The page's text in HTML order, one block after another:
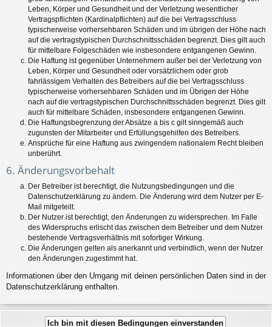
Leben, Körper und Gesundheit und der Verletzung wesentlicher
Vertragspflichten (Kardinalpflichten) auf die bei Vertragsschluss
typischerweise vorhersehbaren Schäden und im übrigen der Höhe nach
auf die vertragstypischen Durchschnittsschäden begrenzt. Dies gilt auch
für mittelbare Folgeschäden wie insbesondere entgangenen Gewinn.
Die Haftung ist gegenüber Unternehmern außer bei der Verletzung von
Leben, Körper und Gesundheit oder vorsätzlichem oder grob
fahrlässigem Verhalten des Betreibers auf die bei Vertragsschluss
typischerweise vorhersehbaren Schäden und im Übrigen der Höhe
nach auf die vertragstypischen Durchschnittsschäden begrenzt. Dies gilt
auch für mittelbare Schäden, insbesondere entgangenen Gewinn.
Die Haftungsbegrenzung der Absätze a bis c gilt sinngemäß auch
zugunsten der Mitarbeiter und Erfüllungsgehilfen des Betreibers.
Ansprüche für eine Haftung aus zwingendem nationalem Recht bleiben
unberührt.
6. Änderungsvorbehalt
Der Betreiber ist berechtigt, die Nutzungsbedingungen und die
Datenschutzerklärung zu ändern. Die Änderung wird dem Nutzer per E-
Mail mitgeteilt.
Der Nutzer ist berechtigt, den Änderungen zu widersprechen. Im Falle
des Widerspruchs erlischt das zwischen dem Betreiber und dem Nutzer
bestehende Vertragsverhältnis mit sofortiger Wirkung.
Die Änderungen gelten als anerkannt und verbindlich, wenn der Nutzer
den Änderungen zugestimmt hat.
Informationen über den Umgang mit deinen persönlichen Daten sind in der
Datenschutzerklärung enthalten.